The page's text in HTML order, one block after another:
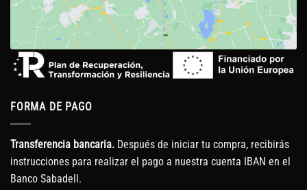
FORMA DE PAGO
Transferencia bancaria. Después de iniciar tu compra, recibirás
instrucciones para realizar el pago a nuestra cuenta IBAN en el
Banco Sabadell.